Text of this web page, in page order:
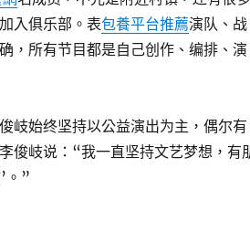
入俱乐部。表包養平台推薦演队、战
，所有节目都是自己创作、编排、演
岐始终坚持以公益演出为主，偶尔有
俊岐说：“我一直坚持文艺梦想，有
。”